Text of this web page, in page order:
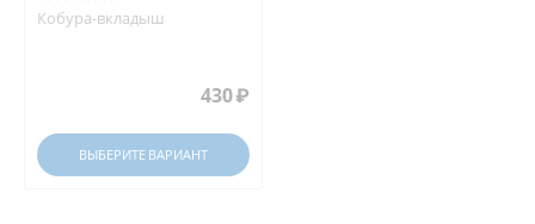
Кобура-вкладыш
430₽
ВЫБЕРИТЕ ВАРИАНТ